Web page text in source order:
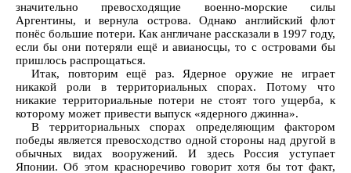
значительно превосходящие военно-морские силы
Аргентины, и вернула острова. Однако английский флот
понёс большие потери. Как англичане рассказали в 1997 году,
если бы они потеряли ещё и авианосцы, то с островами бы
пришлось распрощаться.
Итак, повторим ещё раз. Ядерное оружие не играет
никакой роли в территориальных спорах. Потому что
никакие территориальные потери не стоят того ущерба, к
которому может привести выпуск «ядерного джинна».
В территориальных спорах определяющим фактором
победы является превосходство одной стороны над другой в
обычных видах вооружений. И здесь Россия уступает
Японии. Об этом красноречиво говорит хотя бы тот факт,